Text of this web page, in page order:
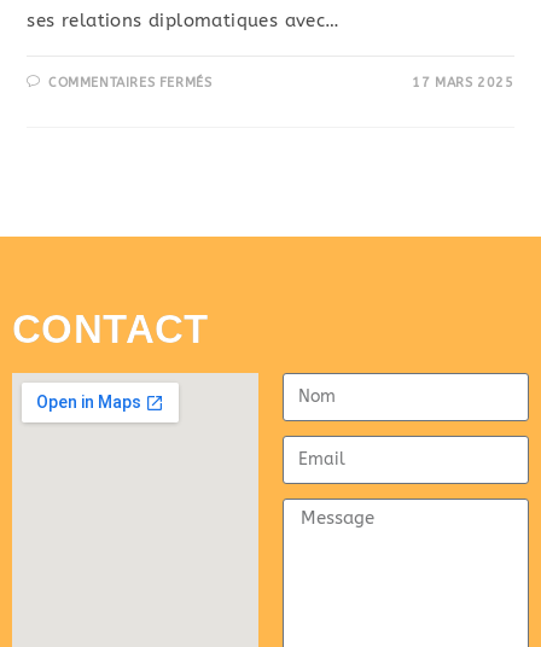
ses relations diplomatiques avec…
COMMENTAIRES FERMÉS 17 MARS 2025
CONTACT